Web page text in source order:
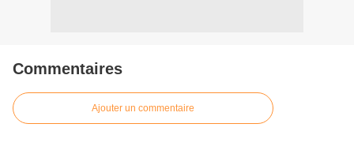
Commentaires
Ajouter un commentaire